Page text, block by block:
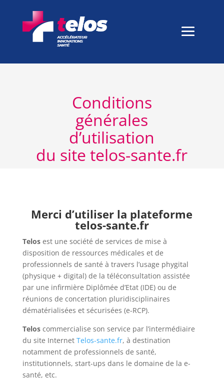
Conditions
générales
d’utilisation
du sitetelos-sante.fr
Merci d’utiliser la plateforme
telos-sante.fr
Telosest une société de services de mise à
disposition de ressources médicales et de
professionnels de santé à travers l’usage phygital
(physique + digital) de la téléconsultation assistée
par une infirmière Diplômée d’Etat (IDE) ou de
réunions de concertation pluridisciplinaires
dématérialisées et sécurisées (e-RCP).
Teloscommercialise son service par l’intermédiaire
du site Internet Telos-sante.fr, à destination
notamment de professionnels de santé,
institutionnels, start-ups dans le domaine de la e-
santé, etc.